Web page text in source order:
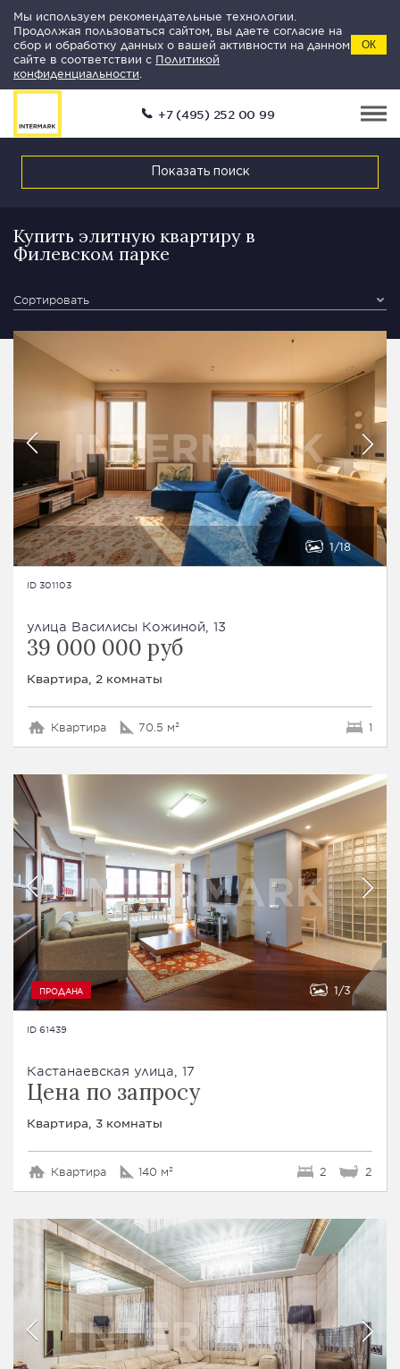
Мы используем рекомендательные технологии.
Продолжая пользоваться сайтом, вы даете согласие на
сбор и обработку данных о вашей активности на данном
сайте в соответствии с Политикой
конфиденциальности
ОК
+7 (495) 252 00 99
Показать поиск
Купить элитную квартиру в
Филевском парке
Сортировать
1 18
ID 301103
улица Василисы Кожиной, 13
39 000 000 руб
Квартира, 2 комнаты
Квартира 70.5 м² 1
ПРОДАНА 1 3
ID 61439
Кастанаевская улица, 17
Цена по запросу
Квартира, 3 комнаты
Квартира 140 м² 2 2